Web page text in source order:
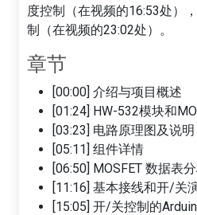
度控制（在视频的16:53处）
制（在视频的23:02处）。
章节
[00:00] 介绍与项目概述
[01:24] HW-532模块和
[03:23] 电路原理图及说明
[05:11] 组件详情
[06:50] MOSFET 数据表
[11:16] 基本接线和开/关
[15:05] 开/关控制的